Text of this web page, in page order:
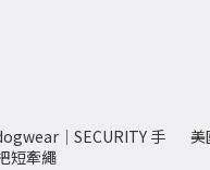
｜SECURITY 手
短牽繩
美